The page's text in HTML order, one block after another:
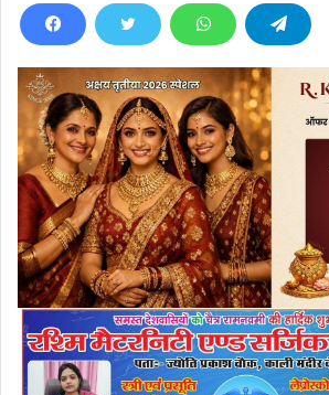
d
e
m
a
i
l